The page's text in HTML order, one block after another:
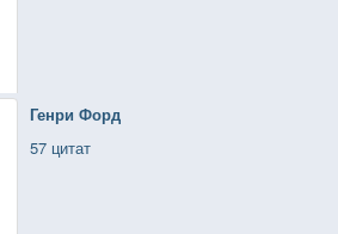
Генри Форд
57 цитат